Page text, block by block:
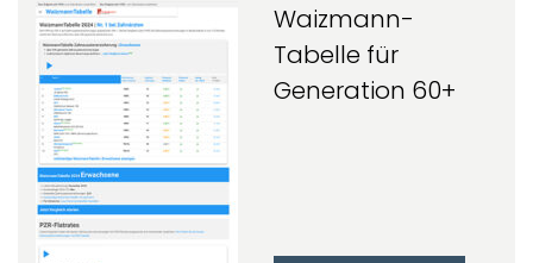
Waizmann-
Tabelle für
Generation 60+